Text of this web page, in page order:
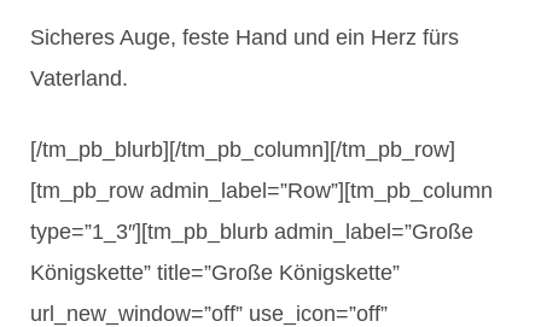
Sicheres Auge, feste Hand und ein Herz fürs
Vaterland.
[/tm_pb_blurb][/tm_pb_column][/tm_pb_row]
[tm_pb_row admin_label=”Row”][tm_pb_column
type=”1_3″][tm_pb_blurb admin_label=”Große
Königskette” title=”Große Königskette”
url_new_window=”off” use_icon=”off”